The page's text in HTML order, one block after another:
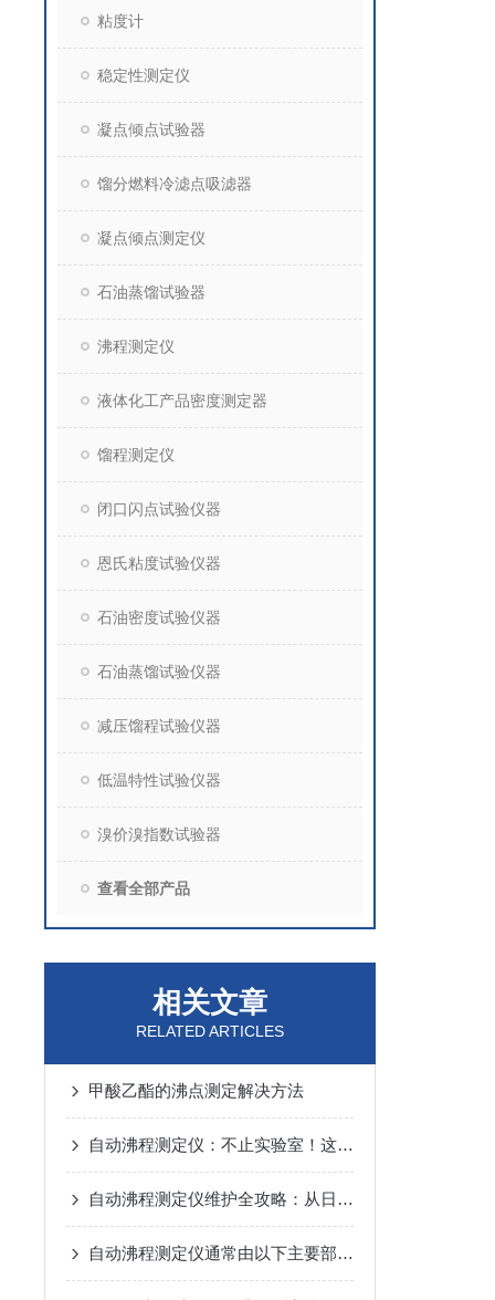
粘度计
稳定性测定仪
凝点倾点试验器
馏分燃料冷滤点吸滤器
凝点倾点测定仪
石油蒸馏试验器
沸程测定仪
液体化工产品密度测定器
馏程测定仪
闭口闪点试验仪器
恩氏粘度试验仪器
石油密度试验仪器
石油蒸馏试验仪器
减压馏程试验仪器
低温特性试验仪器
溴价溴指数试验器
查看全部产品
相关文章
RELATED ARTICLES
甲酸乙酯的沸点测定解决方法
自动沸程测定仪：不止实验室！这些关键领域都在用它“精准控温”
自动沸程测定仪维护全攻略：从日常养护到故障预防，一步到位！
自动沸程测定仪通常由以下主要部件组成